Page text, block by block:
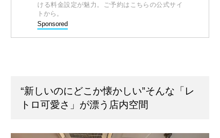
ける料金設定が魅力。ご予約はこちらの公式サイ
トから。
Sponsored
“新しいのにどこか懐かしい”そんな「レ
トロ可愛さ」が漂う店内空間